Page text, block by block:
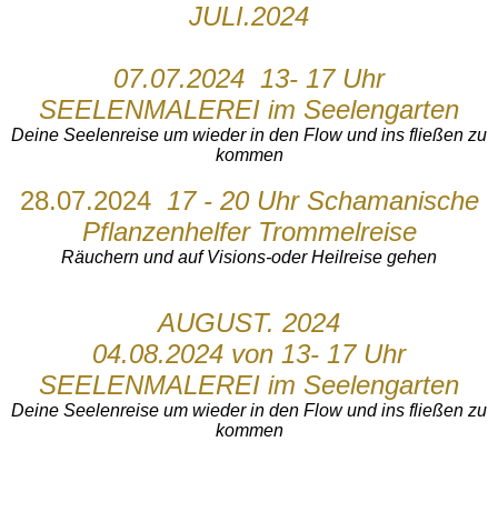
JULI.2024
07.07.2024 13- 17 Uhr
SEELENMALEREI im Seelengarten
Deine Seelenreise um wieder in den Flow und ins fließen zu
kommen
28.07.202417 - 20 Uhr Schamanische
Pflanzenhelfer Trommelreise
Räuchern und auf Visions-oder Heilreise gehen
AUGUST. 2024
04.08.2024 von 13- 17 Uhr
SEELENMALEREI im Seelengarten
Deine Seelenreise um wieder in den Flow und ins fließen zu
kommen